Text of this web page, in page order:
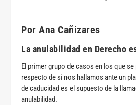
Por Ana Cañizares
La anulabilidad en Derecho
El primer grupo de casos en los que
respecto de si nos hallamos ante un
de caducidad es el supuesto de la
anulabilidad.